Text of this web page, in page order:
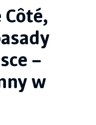
–
w